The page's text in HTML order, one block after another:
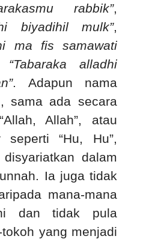
rabbik”,
biyadihil mulk”,
ma fis samawati
“Tabaraka alladhi
. Adapun nama
sama ada secara
Allah”, atau
seperti “Hu, Hu”,
dalam
Ia juga tidak
mana-mana
dan tidak pula
yang menjadi